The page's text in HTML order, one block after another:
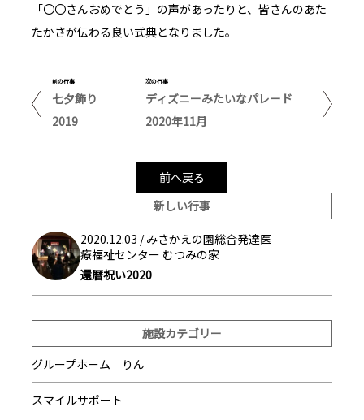
「〇〇さんおめでとう」の声があったりと、皆さんのあた
たかさが伝わる良い式典となりました。
前の行事
七夕飾り
2019
次の行事
ディズニーみたいなパレード
2020年11月
前へ戻る
新しい行事
2020.12.03 /みさかえの園総合発達医
療福祉センター むつみの家
還暦祝い2020
施設カテゴリー
グループホーム りん
スマイルサポート